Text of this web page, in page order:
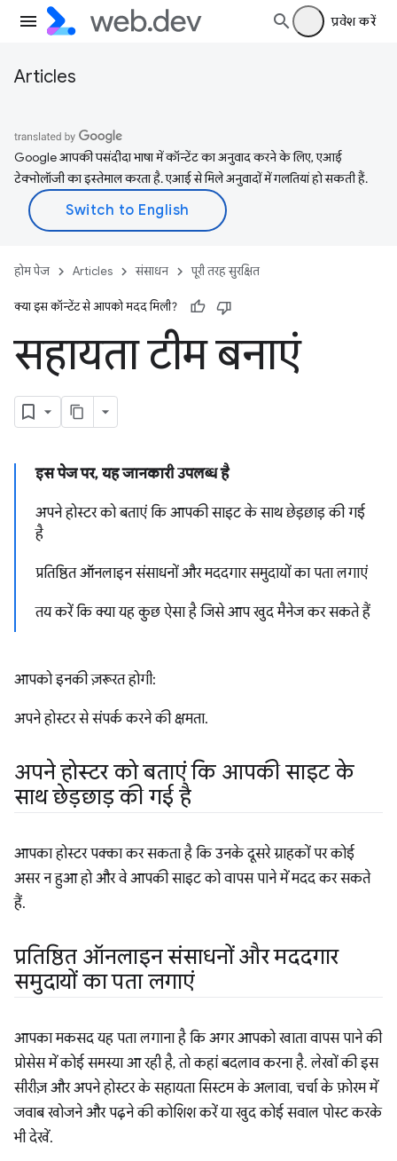
प्रवेश करें
Articles
Google आपकी पसंदीदा भाषा में कॉन्टेंट का अनुवाद करने के लिए, एआई
टेक्नोलॉजी का इस्तेमाल करता है. एआई से मिले अनुवादों में गलतियां हो सकती हैं.
होम पेज Articles संसाधन पूरी तरह सुरक्षित
क्या इस कॉन्टेंट से आपको मदद मिली?
सहायता टीम बनाएं
इस पेज पर, यह जानकारी उपलब्ध है
अपने होस्टर को बताएं कि आपकी साइट के साथ छेड़छाड़ की गई
है
प्रतिष्ठित ऑनलाइन संसाधनों और मददगार समुदायों का पता लगाएं
तय करें कि क्या यह कुछ ऐसा है जिसे आप खुद मैनेज कर सकते हैं
आपको इनकी ज़रूरत होगी:
अपने होस्टर से संपर्क करने की क्षमता.
अपने होस्टर को बताएं कि आपकी साइट के
साथ छेड़छाड़ की गई है
आपका होस्टर पक्का कर सकता है कि उनके दूसरे ग्राहकों पर कोई
असर न हुआ हो और वे आपकी साइट को वापस पाने में मदद कर सकते
हैं.
प्रतिष्ठित ऑनलाइन संसाधनों और मददगार
समुदायों का पता लगाएं
आपका मकसद यह पता लगाना है कि अगर आपको खाता वापस पाने की
प्रोसेस में कोई समस्या आ रही है, तो कहां बदलाव करना है. लेखों की इस
सीरीज़ और अपने होस्टर के सहायता सिस्टम के अलावा, चर्चा के फ़ोरम में
जवाब खोजने और पढ़ने की कोशिश करें या खुद कोई सवाल पोस्ट करके
भी देखें.